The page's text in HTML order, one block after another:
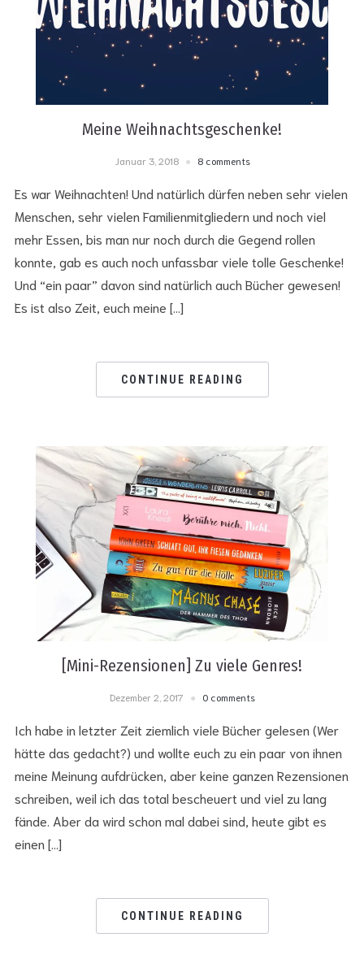
Meine Weihnachtsgeschenke!
Januar 3, 2018 8 comments
Es war Weihnachten! Und natürlich dürfen neben sehr vielen
Menschen, sehr vielen Familienmitgliedern und noch viel
mehr Essen, bis man nur noch durch die Gegend rollen
konnte, gab es auch noch unfassbar viele tolle Geschenke!
Und “ein paar” davon sind natürlich auch Bücher gewesen!
Es ist also Zeit, euch meine […]
CONTINUE READING
[Mini-Rezensionen] Zu viele Genres!
Dezember 2, 2017 0 comments
Ich habe in letzter Zeit ziemlich viele Bücher gelesen (Wer
hätte das gedacht?) und wollte euch zu ein paar von ihnen
meine Meinung aufdrücken, aber keine ganzen Rezensionen
schreiben, weil ich das total bescheuert und viel zu lang
fände. Aber da wird schon mal dabei sind, heute gibt es
einen […]
CONTINUE READING